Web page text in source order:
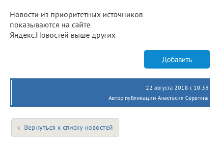
Новости из приоритетных источников
показываются на сайте
Яндекс.Новостей выше других
Добавить
22 августа 2018 г. 10:33
Автор публикации Анастасия Серегина
Вернуться к списку новостей